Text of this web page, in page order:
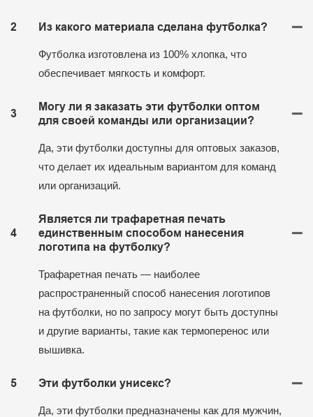
2 Из какого материала сделана футболка?
Футболка изготовлена ​​из 100% хлопка, что
обеспечивает мягкость и комфорт.
3
Могу ли я заказать эти футболки оптом
для своей команды или организации?
Да, эти футболки доступны для оптовых заказов,
что делает их идеальным вариантом для команд
или организаций.
4
Является ли трафаретная печать
единственным способом нанесения
логотипа на футболку?
Трафаретная печать — наиболее
распространенный способ нанесения логотипов
на футболки, но по запросу могут быть доступны
и другие варианты, такие как термоперенос или
вышивка.
5 Эти футболки унисекс?
Да, эти футболки предназначены как для мужчин,